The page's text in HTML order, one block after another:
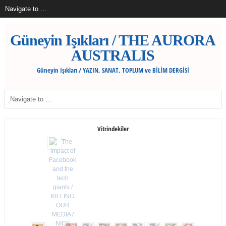
Güneyin Işıkları / THE AURORA
AUSTRALIS
Güneyin Işıkları / YAZIN, SANAT, TOPLUM ve BİLİM DERGİSİ
Vitrindekiler